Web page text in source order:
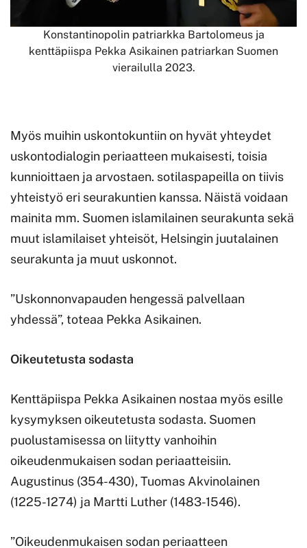
Konstantinopolin patriarkka Bartolomeus ja
kenttäpiispa Pekka Asikainen patriarkan Suomen
vierailulla 2023.
Myös muihin uskontokuntiin on hyvät yhteydet
uskontodialogin periaatteen mukaisesti, toisia
kunnioittaen ja arvostaen. sotilaspapeilla on tiivis
yhteistyö eri seurakuntien kanssa. Näistä voidaan
mainita mm. Suomen islamilainen seurakunta sekä
muut islamilaiset yhteisöt, Helsingin juutalainen
seurakunta ja muut uskonnot.
”Uskonnonvapauden hengessä palvellaan
yhdessä”, toteaa Pekka Asikainen.
Oikeutetusta sodasta
Kenttäpiispa Pekka Asikainen nostaa myös esille
kysymyksen oikeutetusta sodasta. Suomen
puolustamisessa on liitytty vanhoihin
oikeudenmukaisen sodan periaatteisiin.
Augustinus (354-430), Tuomas Akvinolainen
(1225-1274) ja Martti Luther (1483-1546).
”Oikeudenmukaisen sodan periaatteen